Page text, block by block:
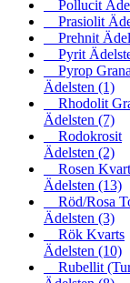
Pollucit
Prasiolit
Prehnit
Pyrit
Pyrop
Ädelsten (1)
Rhodolit
Ädelsten (7)
Rodokrosit
Ädelsten (2)
Rosen
Ädelsten (13)
Röd/Rosa
Ädelsten (3)
Rök Kvarts
Ädelsten (10)
Rubellit